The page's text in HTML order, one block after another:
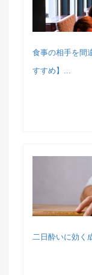
食事の相手を間
すすめ】...
二日酔いに効く